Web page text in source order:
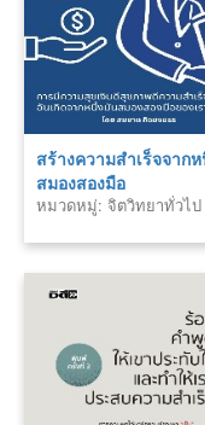
สร้างความสำเร็จจาก
สมองสองมือ
หมวดหมู่: จิตวิทยาทั่วไป